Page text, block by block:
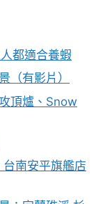
都適合養蝦
（有影片）
頂爐、Snow
南安平旗艦店